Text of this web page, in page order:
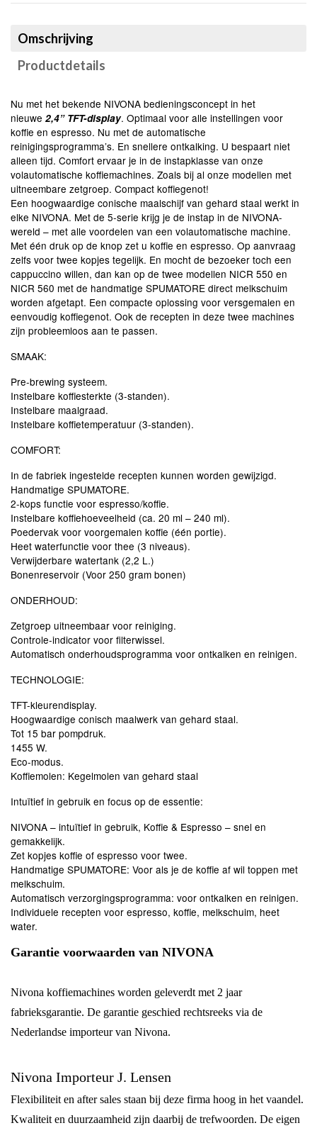
Omschrijving
Productdetails
Nu met het bekende NIVONA bedieningsconcept in het
nieuwe 2,4” TFT-display. Optimaal voor alle instellingen voor
koffie en espresso. Nu met de automatische
reinigingsprogramma’s. En snellere ontkalking. U bespaart niet
alleen tijd. Comfort ervaar je in de instapklasse van onze
volautomatische koffiemachines. Zoals bij al onze modellen met
uitneembare zetgroep. Compact koffiegenot!
Een hoogwaardige conische maalschijf van gehard staal werkt in
elke NIVONA. Met de 5-serie krijg je de instap in de NIVONA-
wereld – met alle voordelen van een volautomatische machine.
Met één druk op de knop zet u koffie en espresso. Op aanvraag
zelfs voor twee kopjes tegelijk. En mocht de bezoeker toch een
cappuccino willen, dan kan op de twee modellen NICR 550 en
NICR 560 met de handmatige SPUMATORE direct melkschuim
worden afgetapt. Een compacte oplossing voor versgemalen en
eenvoudig koffiegenot. Ook de recepten in deze twee machines
zijn probleemloos aan te passen.
SMAAK:
Pre-brewing systeem.
Instelbare koffiesterkte (3-standen).
Instelbare maalgraad.
Instelbare koffietemperatuur (3-standen).
COMFORT:
In de fabriek ingestelde recepten kunnen worden gewijzigd.
Handmatige SPUMATORE.
2-kops functie voor espresso/koffie.
Instelbare koffiehoeveelheid (ca. 20 ml – 240 ml).
Poedervak ​​voor voorgemalen koffie (één portie).
Heet waterfunctie voor thee (3 niveaus).
Verwijderbare watertank (2,2 L.)
Bonenreservoir (Voor 250 gram bonen)
ONDERHOUD:
Zetgroep uitneembaar voor reiniging.
Controle-indicator voor filterwissel.
Automatisch onderhoudsprogramma voor ontkalken en reinigen.
TECHNOLOGIE:
TFT-kleurendisplay.
Hoogwaardige conisch maalwerk van gehard staal.
Tot 15 bar pompdruk.
1455 W.
Eco-modus.
Koffiemolen: Kegelmolen van gehard staal
Intuïtief in gebruik en focus op de essentie:
NIVONA – intuïtief in gebruik, Koffie & Espresso – snel en
gemakkelijk.
Zet kopjes koffie of espresso voor twee.
Handmatige SPUMATORE: Voor als je de koffie af wil toppen ​​met
melkschuim.
Automatisch verzorgingsprogramma: voor ontkalken en reinigen.
Individuele recepten voor espresso, koffie, melkschuim, heet
water.
Garantie voorwaarden van NIVONA
Nivona koffiemachines worden geleverdt met 2 jaar
fabrieksgarantie. De garantie geschied rechtsreeks via de
Nederlandse importeur van Nivona.
Nivona Importeur J. Lensen
Flexibiliteit en after sales staan bij deze firma hoog in het vaandel.
Kwaliteit en duurzaamheid zijn daarbij de trefwoorden. De eigen